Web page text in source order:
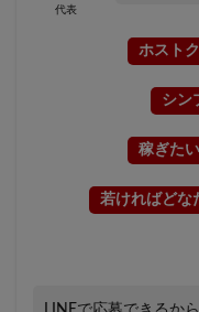
代表
ホスト
シン
稼ぎた
若ければどな